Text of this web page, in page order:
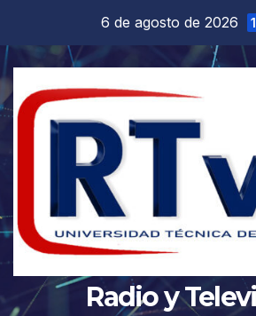
contenido
6 de agosto de 2026
Radio y